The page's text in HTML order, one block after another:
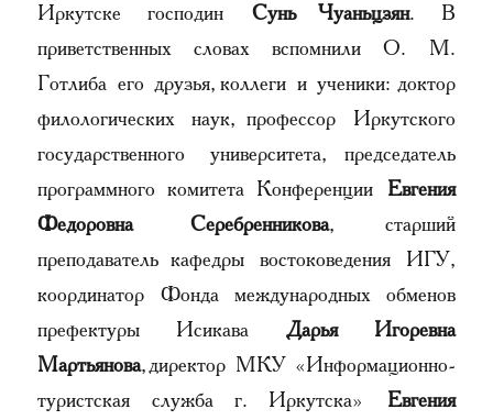
Иркутске господин Сунь Чуаньцзян. В
приветственных словах вспомнили О. М.
Готлиба его друзья, коллеги и ученики: доктор
филологических наук, профессор Иркутского
государственного университета, председатель
программного комитета Конференции Евгения
Федоровна Серебренникова, старший
преподаватель кафедры востоковедения ИГУ,
координатор Фонда международных обменов
префектуры ИсикаваДарья Игоревна
Мартьянова, директор МКУ «Информационно-
туристская служба г. Иркутска» Евгения